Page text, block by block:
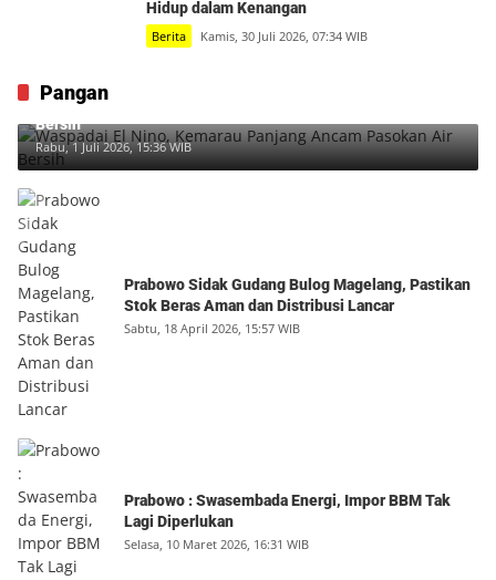
Hidup dalam Kenangan
Berita Kamis, 30 Juli 2026, 07:34 WIB
Pangan
Waspadai El Nino, Kemarau Panjang Ancam Pasokan Air
Bersih
Rabu, 1 Juli 2026, 15:36 WIB
Prabowo Sidak Gudang Bulog Magelang, Pastikan
Stok Beras Aman dan Distribusi Lancar
Sabtu, 18 April 2026, 15:57 WIB
Prabowo : Swasembada Energi, Impor BBM Tak
Lagi Diperlukan
Selasa, 10 Maret 2026, 16:31 WIB